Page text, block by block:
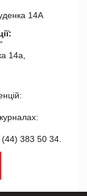
14А
14а,
383 50 34.